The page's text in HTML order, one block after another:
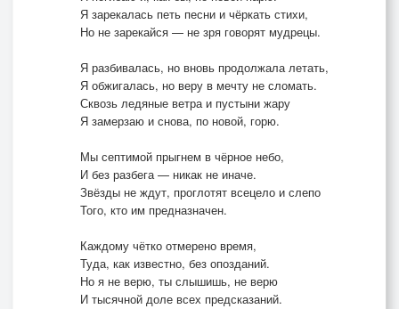
Я зарекалась петь песни и чёркать стихи,
Но не зарекайся — не зря говорят мудрецы.
Я разбивалась, но вновь продолжала летать,
Я обжигалась, но веру в мечту не сломать.
Сквозь ледяные ветра и пустыни жару
Я замерзаю и снова, по новой, горю.
Мы септимой прыгнем в чёрное небо,
И без разбега — никак не иначе.
Звёзды не ждут, проглотят всецело и слепо
Того, кто им предназначен.
Каждому чётко отмерено время,
Туда, как известно, без опозданий.
Но я не верю, ты слышишь, не верю
И тысячной доле всех предсказаний.